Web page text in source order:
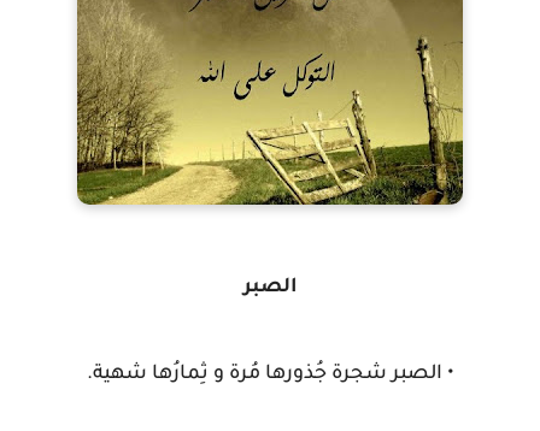
الصبر
• الصبر شجرة جُذورها مُرة و ثِمارُها شهية.